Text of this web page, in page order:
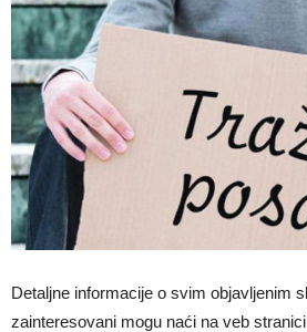
Detaljne informacije o svim objavljenim
zainteresovani mogu naći na veb